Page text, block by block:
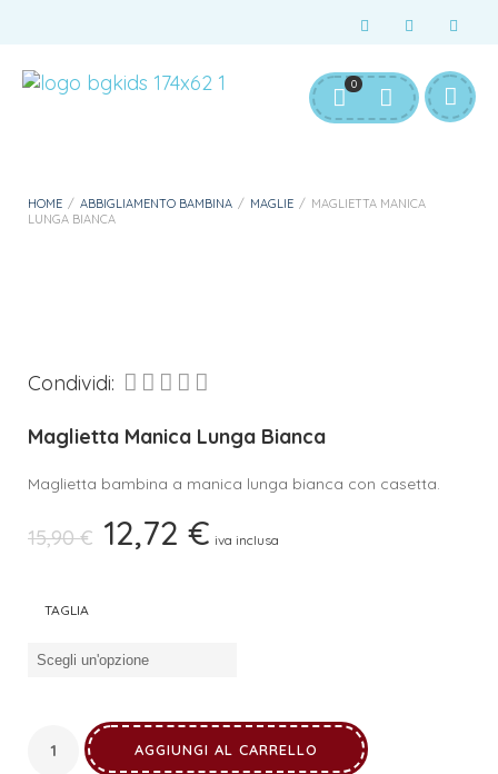
Servizio Clienti: info@bgkids.it +39 345 627 9165
Download APP B&G Kids
0
HOME / ABBIGLIAMENTO BAMBINA / MAGLIE / MAGLIETTA MANICA
LUNGA BIANCA
Condividi:
Maglietta Manica Lunga Bianca
Maglietta bambina a manica lunga bianca con casetta.
15,90€ Il12,72 € iva inclusa
TAGLIA
AGGIUNGI AL CARRELLO